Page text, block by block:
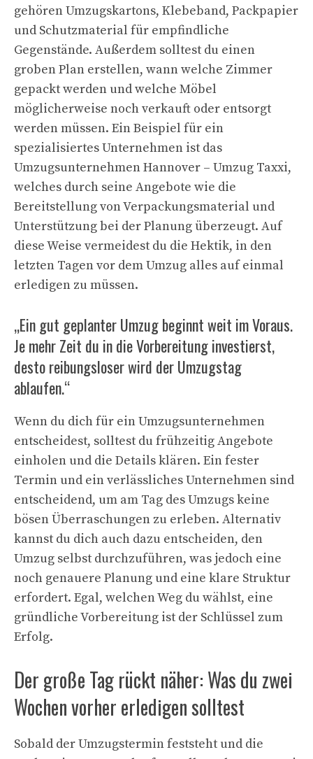
gehören Umzugskartons, Klebeband, Packpapier
und Schutzmaterial für empfindliche
Gegenstände. Außerdem solltest du einen
groben Plan erstellen, wann welche Zimmer
gepackt werden und welche Möbel
möglicherweise noch verkauft oder entsorgt
werden müssen. Ein Beispiel für ein
spezialisiertes Unternehmen ist das
Umzugsunternehmen Hannover – Umzug Taxxi,
welches durch seine Angebote wie die
Bereitstellung von Verpackungsmaterial und
Unterstützung bei der Planung überzeugt. Auf
diese Weise vermeidest du die Hektik, in den
letzten Tagen vor dem Umzug alles auf einmal
erledigen zu müssen.
„Ein gut geplanter Umzug beginnt weit im Voraus.
Je mehr Zeit du in die Vorbereitung investierst,
desto reibungsloser wird der Umzugstag
ablaufen.“
Wenn du dich für ein Umzugsunternehmen
entscheidest, solltest du frühzeitig Angebote
einholen und die Details klären. Ein fester
Termin und ein verlässliches Unternehmen sind
entscheidend, um am Tag des Umzugs keine
bösen Überraschungen zu erleben. Alternativ
kannst du dich auch dazu entscheiden, den
Umzug selbst durchzuführen, was jedoch eine
noch genauere Planung und eine klare Struktur
erfordert. Egal, welchen Weg du wählst, eine
gründliche Vorbereitung ist der Schlüssel zum
Erfolg.
Der große Tag rückt näher: Was du zwei
Wochen vorher erledigen solltest
Sobald der Umzugstermin feststeht und die